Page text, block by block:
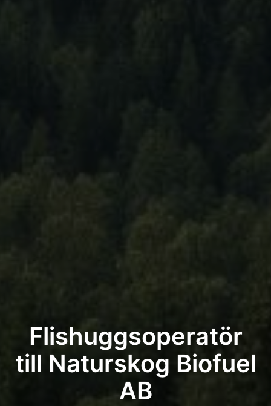
Flishuggsoperatör
till Naturskog Biofuel
AB